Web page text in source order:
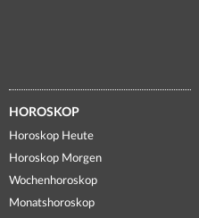
HOROSKOP
Horoskop Heute
Horoskop Morgen
Wochenhoroskop
Monatshoroskop